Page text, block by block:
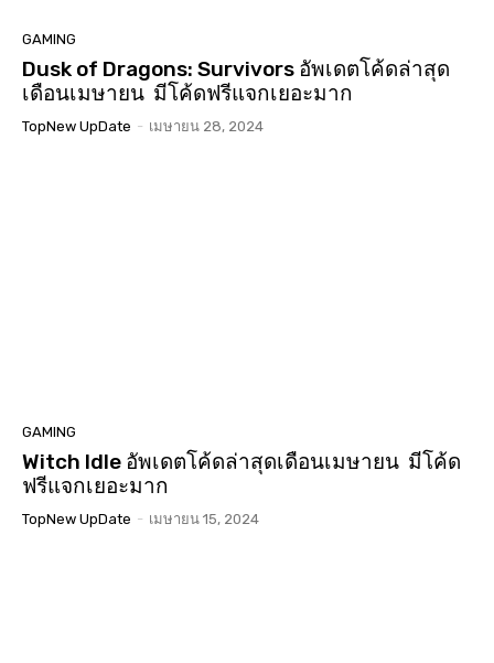
GAMING
Dusk of Dragons: Survivors อัพเดตโค้ดล่าสุด
เดือนเมษายน มีโค้ดฟรีแจกเยอะมาก
TopNew UpDate - เมษายน 28, 2024
GAMING
Witch Idle อัพเดตโค้ดล่าสุดเดือนเมษายน มีโค้ด
ฟรีแจกเยอะมาก
TopNew UpDate - เมษายน 15, 2024